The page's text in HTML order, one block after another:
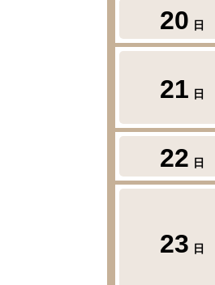
20 日
21 日
22 日
23 日